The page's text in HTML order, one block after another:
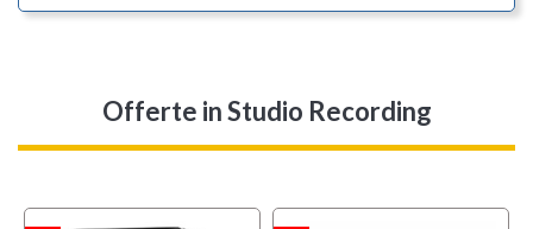
Offerte in Studio Recording